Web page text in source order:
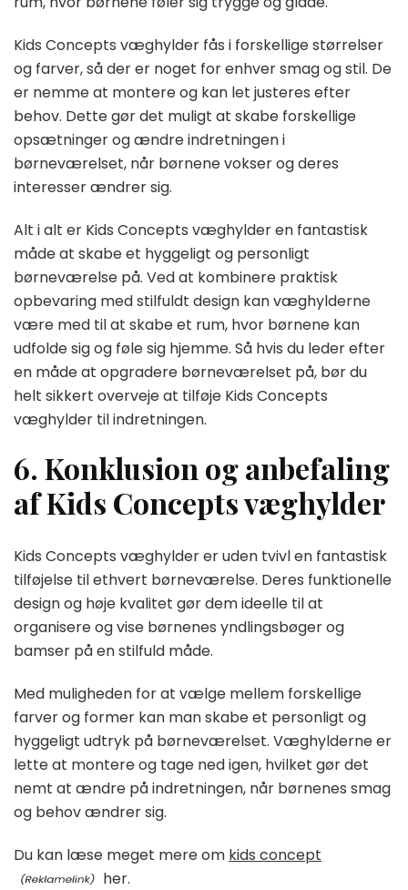
Kids Concepts væghylder fås i forskellige størrelser
og farver, så der er noget for enhver smag og stil. De
er nemme at montere og kan let justeres efter
behov. Dette gør det muligt at skabe forskellige
opsætninger og ændre indretningen i
børneværelset, når børnene vokser og deres
interesser ændrer sig.
Alt i alt er Kids Concepts væghylder en fantastisk
måde at skabe et hyggeligt og personligt
børneværelse på. Ved at kombinere praktisk
opbevaring med stilfuldt design kan væghylderne
være med til at skabe et rum, hvor børnene kan
udfolde sig og føle sig hjemme. Så hvis du leder efter
en måde at opgradere børneværelset på, bør du
helt sikkert overveje at tilføje Kids Concepts
væghylder til indretningen.
6. Konklusion og anbefaling
af Kids Concepts væghylder
Kids Concepts væghylder er uden tvivl en fantastisk
tilføjelse til ethvert børneværelse. Deres funktionelle
design og høje kvalitet gør dem ideelle til at
organisere og vise børnenes yndlingsbøger og
bamser på en stilfuld måde.
Med muligheden for at vælge mellem forskellige
farver og former kan man skabe et personligt og
hyggeligt udtryk på børneværelset. Væghylderne er
lette at montere og tage ned igen, hvilket gør det
nemt at ændre på indretningen, når børnenes smag
og behov ændrer sig.
Du kan læse meget mere om kids concept
her.